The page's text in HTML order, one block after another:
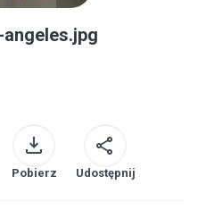
Pobierz Udostępnij